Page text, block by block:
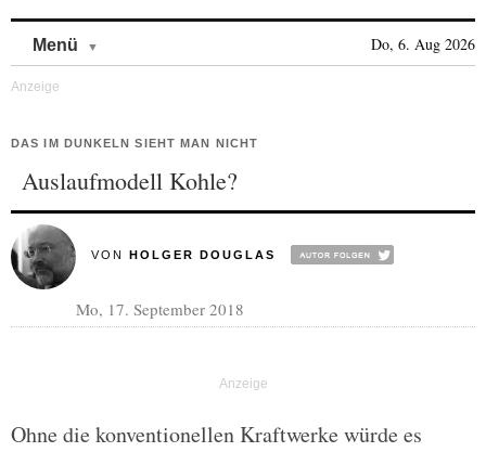
Menü Do, 6. Aug 2026
DAS IM DUNKELN SIEHT MAN NICHT
Auslaufmodell Kohle?
VON HOLGER DOUGLAS
Mo, 17. September 2018
Ohne die konventionellen Kraftwerke würde es